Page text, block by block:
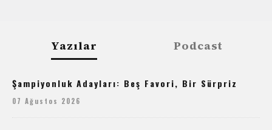
Yazılar Podcast
Şampiyonluk Adayları: Beş Favori, Bir Sürpriz
07 Ağustos 2026